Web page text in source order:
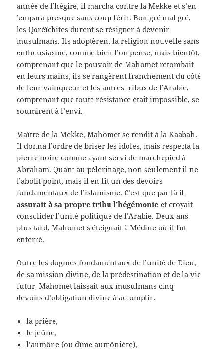
année de l’hégire, il marcha contre la Mekke et s’en
’empara presque sans coup férir. Bon gré mal gré,
les Qoréïchites durent se résigner à devenir
musulmans. Ils adoptèrent la religion nouvelle sans
enthousiasme, comme bien l’on pense, mais bientôt,
comprenant que le pouvoir de Mahomet retombait
en leurs mains, ils se rangèrent franchement du côté
de leur vainqueur et les autres tribus de l’Arabie,
comprenant que toute résistance était impossible, se
soumirent à l’envi.
Maître de la Mekke, Mahomet se rendit à la Kaabah.
Il donna l’ordre de briser les idoles, mais respecta la
pierre noire comme ayant servi de marchepied à
Abraham. Quant au pèlerinage, non seulement il ne
l’abolit point, mais il en fit un des devoirs
fondamentaux de l’islamisme. C’est que par là il
assurait à sa propre tribu l’hégémonie et croyait
consolider l’unité politique de l’Arabie. Deux ans
plus tard, Mahomet s’éteignait à Médine où il fut
enterré.
Outre les dogmes fondamentaux de l’unité de Dieu,
de sa mission divine, de la prédestination et de la vie
futur, Mahomet laissait aux musulmans cinq
devoirs d’obligation divine à accomplir:
la prière,
le jeûne,
l’aumône (ou dîme aumônière),